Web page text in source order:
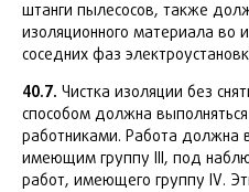
штанги пылесосов, также
изоляционного материала во
соседних фаз
40.7. Чистка изоляции без
способом должна
работниками. Работа должна
имеющим группу III, под
работ, имеющего группу IV.